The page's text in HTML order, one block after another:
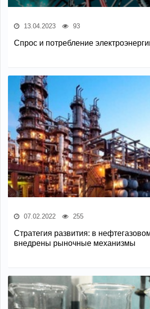
13.04.2023 93
Спрос и потребление
07.02.2022 255
Стратегия развития: в
внедрены рыночные механизмы